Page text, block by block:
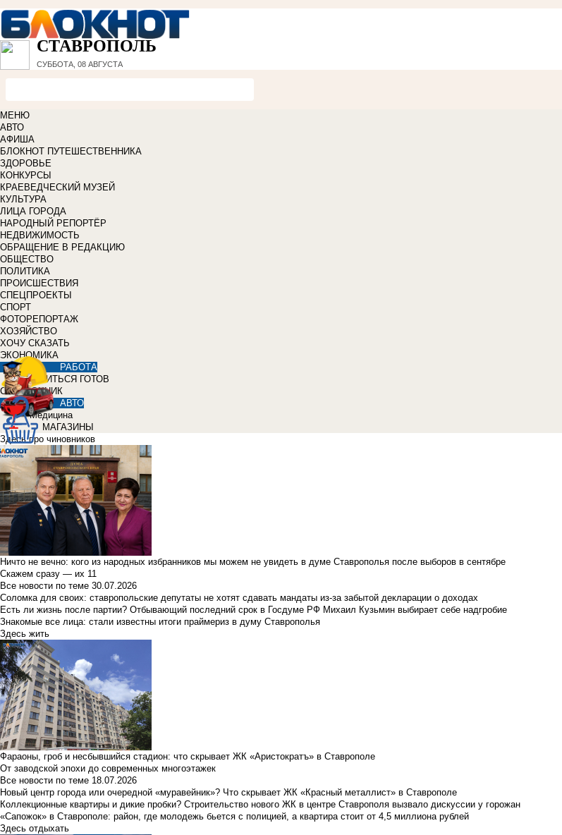
СТАВРОПОЛЬ
СУББОТА, 08 АВГУСТА
МЕНЮ
АВТО
АФИША
БЛОКНОТ ПУТЕШЕСТВЕННИКА
ЗДОРОВЬЕ
КОНКУРСЫ
КРАЕВЕДЧЕСКИЙ МУЗЕЙ
КУЛЬТУРА
ЛИЦА ГОРОДА
НАРОДНЫЙ РЕПОРТЁР
НЕДВИЖИМОСТЬ
ОБРАЩЕНИЕ В РЕДАКЦИЮ
ОБЩЕСТВО
ПОЛИТИКА
ПРОИСШЕСТВИЯ
СПЕЦПРОЕКТЫ
СПОРТ
ФОТОРЕПОРТАЖ
ХОЗЯЙСТВО
ХОЧУ СКАЗАТЬ
ЭКОНОМИКА
РАБОТА
УЧИТЬСЯ ГОТОВ
СПРАВОЧНИК
АВТО
Медицина
МАГАЗИНЫ
Здесь про чиновников
Ничто не вечно: кого из народных избранников мы можем не увидеть в думе Ставрополья после выборов в сентябре
Скажем сразу — их 11
Все новости по теме 30.07.2026
Соломка для своих: ставропольские депутаты не хотят сдавать мандаты из-за забытой декларации о доходах
Есть ли жизнь после партии? Отбывающий последний срок в Госдуме РФ Михаил Кузьмин выбирает себе надгробие
Знакомые все лица: стали известны итоги праймериз в думу Ставрополья
Здесь жить
Фараоны, гроб и несбывшийся стадион: что скрывает ЖК «Аристократъ» в Ставрополе
От заводской эпохи до современных многоэтажек
Все новости по теме 18.07.2026
Новый центр города или очередной «муравейник»? Что скрывает ЖК «Красный металлист» в Ставрополе
Коллекционные квартиры и дикие пробки? Строительство нового ЖК в центре Ставрополя вызвало дискуссии у горожан
«Сапожок» в Ставрополе: район, где молодежь бьется с полицией, а квартира стоит от 4,5 миллиона рублей
Здесь отдыхать